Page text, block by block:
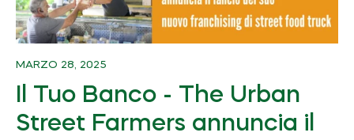
MARZO 28, 2025
Il Tuo Banco - The Urban
Street Farmers annuncia il